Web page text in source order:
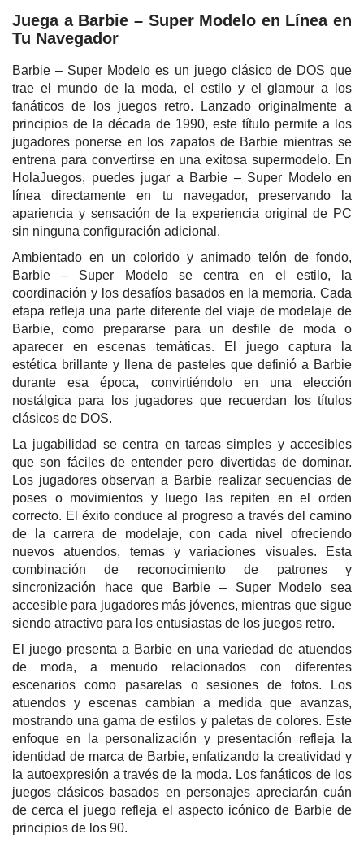
Juega a Barbie – Super Modelo en Línea en
Tu Navegador
Barbie – Super Modelo es un juego clásico de DOS que
trae el mundo de la moda, el estilo y el glamour a los
fanáticos de los juegos retro. Lanzado originalmente a
principios de la década de 1990, este título permite a los
jugadores ponerse en los zapatos de Barbie mientras se
entrena para convertirse en una exitosa supermodelo. En
HolaJuegos, puedes jugar a Barbie – Super Modelo en
línea directamente en tu navegador, preservando la
apariencia y sensación de la experiencia original de PC
sin ninguna configuración adicional.
Ambientado en un colorido y animado telón de fondo,
Barbie – Super Modelo se centra en el estilo, la
coordinación y los desafíos basados en la memoria. Cada
etapa refleja una parte diferente del viaje de modelaje de
Barbie, como prepararse para un desfile de moda o
aparecer en escenas temáticas. El juego captura la
estética brillante y llena de pasteles que definió a Barbie
durante esa época, convirtiéndolo en una elección
nostálgica para los jugadores que recuerdan los títulos
clásicos de DOS.
La jugabilidad se centra en tareas simples y accesibles
que son fáciles de entender pero divertidas de dominar.
Los jugadores observan a Barbie realizar secuencias de
poses o movimientos y luego las repiten en el orden
correcto. El éxito conduce al progreso a través del camino
de la carrera de modelaje, con cada nivel ofreciendo
nuevos atuendos, temas y variaciones visuales. Esta
combinación de reconocimiento de patrones y
sincronización hace que Barbie – Super Modelo sea
accesible para jugadores más jóvenes, mientras que sigue
siendo atractivo para los entusiastas de los juegos retro.
El juego presenta a Barbie en una variedad de atuendos
de moda, a menudo relacionados con diferentes
escenarios como pasarelas o sesiones de fotos. Los
atuendos y escenas cambian a medida que avanzas,
mostrando una gama de estilos y paletas de colores. Este
enfoque en la personalización y presentación refleja la
identidad de marca de Barbie, enfatizando la creatividad y
la autoexpresión a través de la moda. Los fanáticos de los
juegos clásicos basados en personajes apreciarán cuán
de cerca el juego refleja el aspecto icónico de Barbie de
principios de los 90.